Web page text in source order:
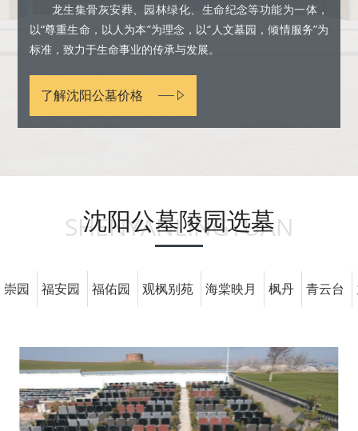
龙生集骨灰安葬、园林绿化、生命纪念等功能为一体，
以“尊重生命，以人为本”为理念，以“人文墓园，倾情服务”为
标准，致力于生命事业的传承与发展。
了解沈阳公墓价格
沈阳公墓陵园选墓
SHENYANLINGYUAN
崇园 福安园 福佑园 观枫别苑 海棠映月 枫丹 青云台